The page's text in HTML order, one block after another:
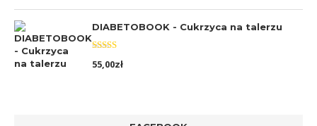
DIABETOBOOK - Cukrzyca na talerzu
Oceniono
5.00na 5
55,00zł